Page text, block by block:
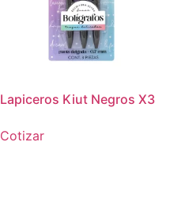
Lapiceros Kiut Negros X3
Cotizar